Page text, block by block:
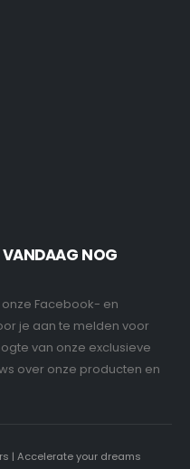
VANDAAG NOG
Facebook- en
je aan te melden voor
van onze exclusieve
over onze producten en
| Accelerate your dreams